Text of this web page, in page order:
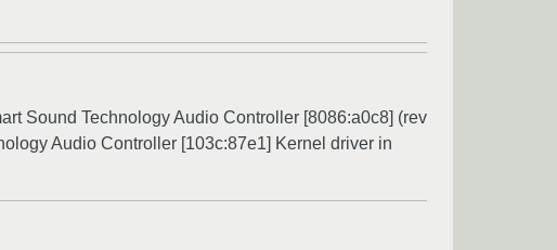
Sound Technology Audio Controller [8086:a0c8] (rev
Audio Controller [103c:87e1] Kernel driver in